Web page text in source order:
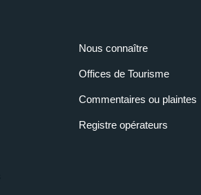
Nous connaître
Offices de Tourisme
Commentaires ou plaintes
Registre opérateurs